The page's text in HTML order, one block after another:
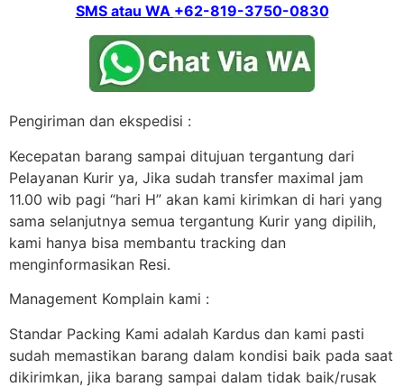
SMS atau WA +62-819-3750-0830
Pengiriman dan ekspedisi :
Kecepatan barang sampai ditujuan tergantung dari
Pelayanan Kurir ya, Jika sudah transfer maximal jam
11.00 wib pagi “hari H” akan kami kirimkan di hari yang
sama selanjutnya semua tergantung Kurir yang dipilih,
kami hanya bisa membantu tracking dan
menginformasikan Resi.
Management Komplain kami :
Standar Packing Kami adalah Kardus dan kami pasti
sudah memastikan barang dalam kondisi baik pada saat
dikirimkan, jika barang sampai dalam tidak baik/rusak